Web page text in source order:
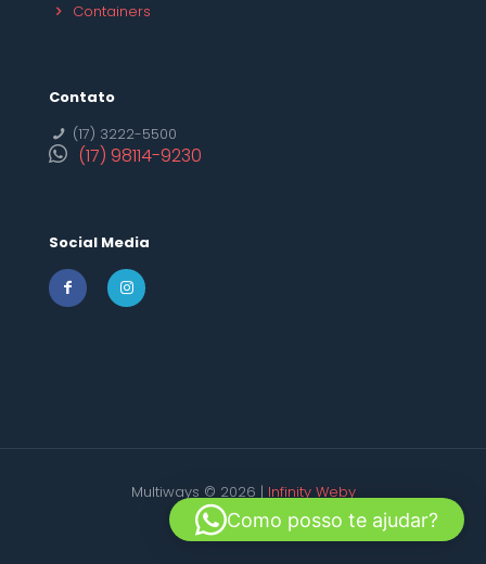
Containers
Contato
(17) 3222-5500
(17) 98114-9230
Social Media
Multiways © 2026 | Infinity Weby
Como posso te ajudar?